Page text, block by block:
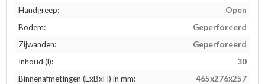
Handgreep:
Open
Bodem:
Geperforeerd
Zijwanden:
Geperforeerd
Inhoud (l):
30
Binnenafmetingen (LxBxH) in mm:
465x276x257